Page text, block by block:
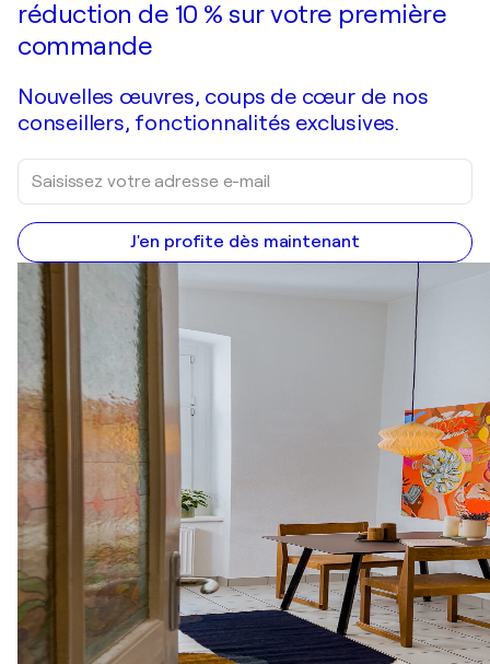
réduction de 10 % sur votre première
commande
Nouvelles œuvres, coups de cœur de nos
conseillers, fonctionnalités exclusives.
J'en profite dès maintenant